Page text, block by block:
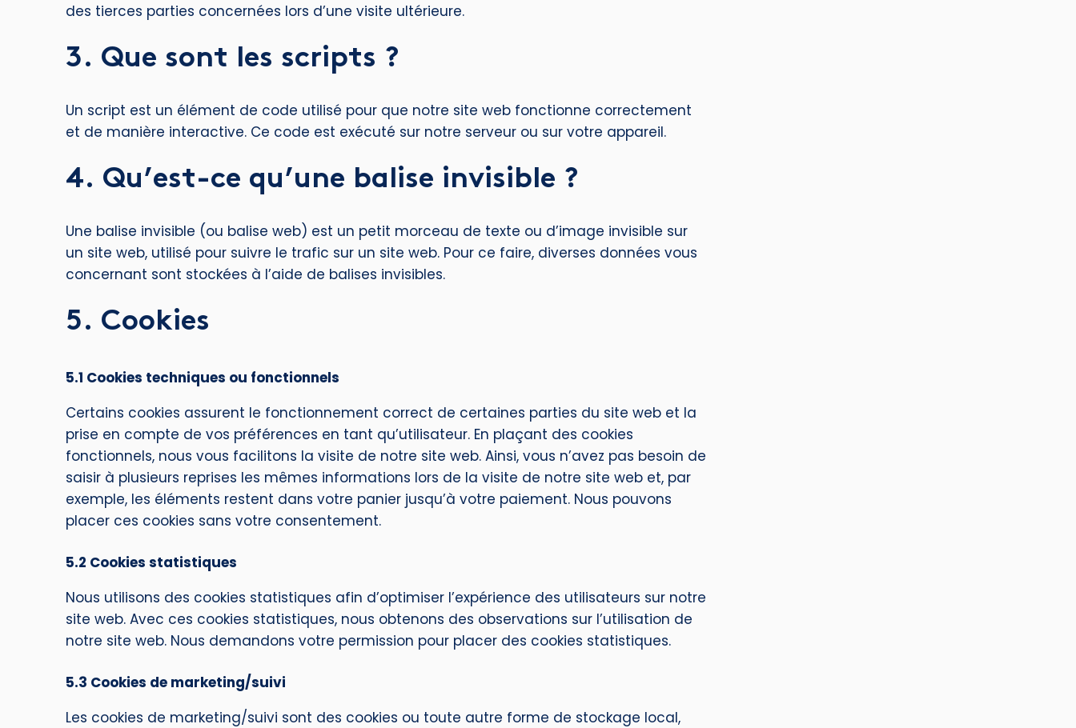
des tierces parties concernées lors d’une visite ultérieure.
3. Que sont les scripts ?
Un script est un élément de code utilisé pour que notre site web fonctionne correctement
et de manière interactive. Ce code est exécuté sur notre serveur ou sur votre appareil.
4. Qu’est-ce qu’une balise invisible ?
Une balise invisible (ou balise web) est un petit morceau de texte ou d’image invisible sur
un site web, utilisé pour suivre le trafic sur un site web. Pour ce faire, diverses données vous
concernant sont stockées à l’aide de balises invisibles.
5. Cookies
5.1 Cookies techniques ou fonctionnels
Certains cookies assurent le fonctionnement correct de certaines parties du site web et la
prise en compte de vos préférences en tant qu’utilisateur. En plaçant des cookies
fonctionnels, nous vous facilitons la visite de notre site web. Ainsi, vous n’avez pas besoin de
saisir à plusieurs reprises les mêmes informations lors de la visite de notre site web et, par
exemple, les éléments restent dans votre panier jusqu’à votre paiement. Nous pouvons
placer ces cookies sans votre consentement.
5.2 Cookies statistiques
Nous utilisons des cookies statistiques afin d’optimiser l’expérience des utilisateurs sur notre
site web. Avec ces cookies statistiques, nous obtenons des observations sur l’utilisation de
notre site web. Nous demandons votre permission pour placer des cookies statistiques.
5.3 Cookies de marketing/suivi
Les cookies de marketing/suivi sont des cookies ou toute autre forme de stockage local,